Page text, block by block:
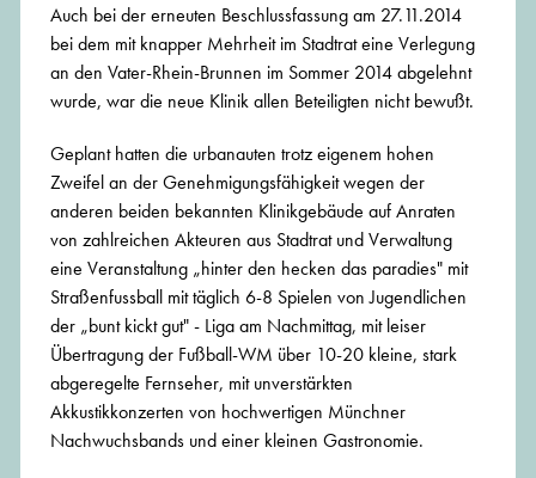
Auch bei der erneuten Beschlussfassung am 27.11.2014
bei dem mit knapper Mehrheit im Stadtrat eine Verlegung
an den Vater-Rhein-Brunnen im Sommer 2014 abgelehnt
wurde, war die neue Klinik allen Beteiligten nicht bewußt.
Geplant hatten die urbanauten trotz eigenem hohen
Zweifel an der Genehmigungsfähigkeit wegen der
anderen beiden bekannten Klinikgebäude auf Anraten
von zahlreichen Akteuren aus Stadtrat und Verwaltung
eine Veranstaltung „hinter den hecken das paradies" mit
Straßenfussball mit täglich 6-8 Spielen von Jugendlichen
der „bunt kickt gut" - Liga am Nachmittag, mit leiser
Übertragung der Fußball-WM über 10-20 kleine, stark
abgeregelte Fernseher, mit unverstärkten
Akkustikkonzerten von hochwertigen Münchner
Nachwuchsbands und einer kleinen Gastronomie.